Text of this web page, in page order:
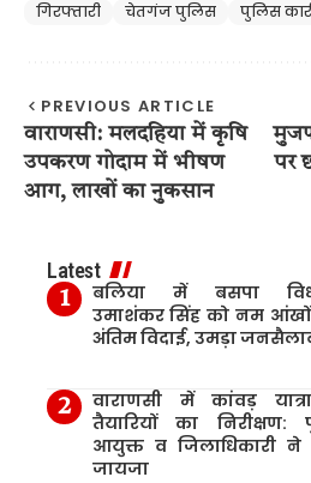
गिरफ्तारी
चेतगंज पुलिस पुलिस
PREVIOUS ARTICLE
वाराणसी: मलदहिया में कृषि
उपकरण गोदाम में भीषण
आग, लाखों का नुकसान
पर
Latest
बलिया में बसपा
उमाशंकर सिंह को नम आंखों
अंतिम विदाई, उमड़ा
वाराणसी में कांवड़
तैयारियों का निरीक्षण:
आयुक्त व जिलाधिकारी ने
जायजा